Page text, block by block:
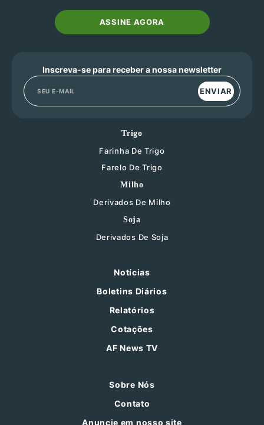
ASSINE AGORA
Inscreva-se para receber a nossa newsletter
ENVIAR
Trigo
Farinha De Trigo
Farelo De Trigo
Milho
Derivados De Milho
Soja
Derivados De Soja
Notícias
Boletins Diários
Relatórios
Cotações
AF News TV
Sobre Nós
Contato
Anuncie em nosso site